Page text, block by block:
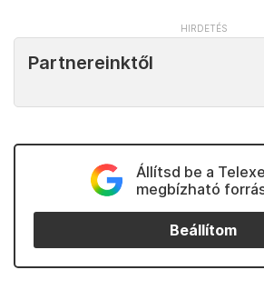
Partnereinktől
Állítsd be a
megbízható
Beállítom